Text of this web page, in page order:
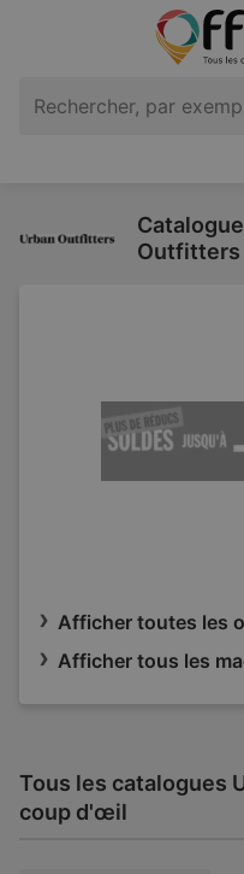
Outfitters
Afficher toutes les
Afficher tous les
Tous les catalogues
coup d'œil